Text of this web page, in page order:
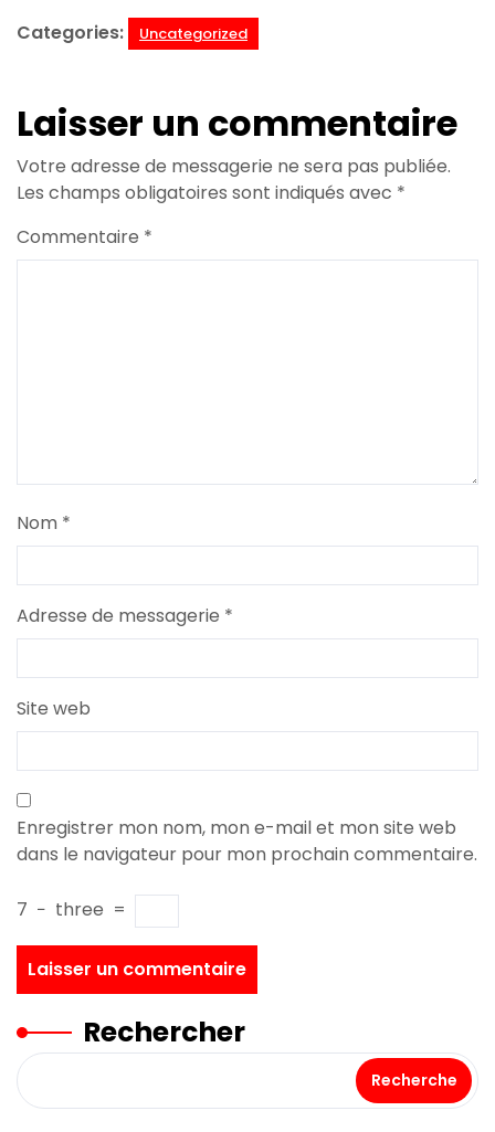
Categories:
Uncategorized
Laisser un commentaire
Votre adresse de messagerie ne sera pas publiée.
Les champs obligatoires sont indiqués avec *
Commentaire *
Nom *
Adresse de messagerie *
Site web
Enregistrer mon nom, mon e-mail et mon site web
dans le navigateur pour mon prochain commentaire.
7 − three =
Rechercher
Recherche